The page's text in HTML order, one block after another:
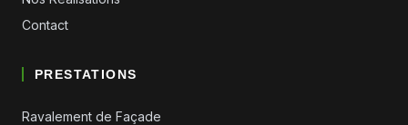
Contact
PRESTATIONS
Ravalement de Façade